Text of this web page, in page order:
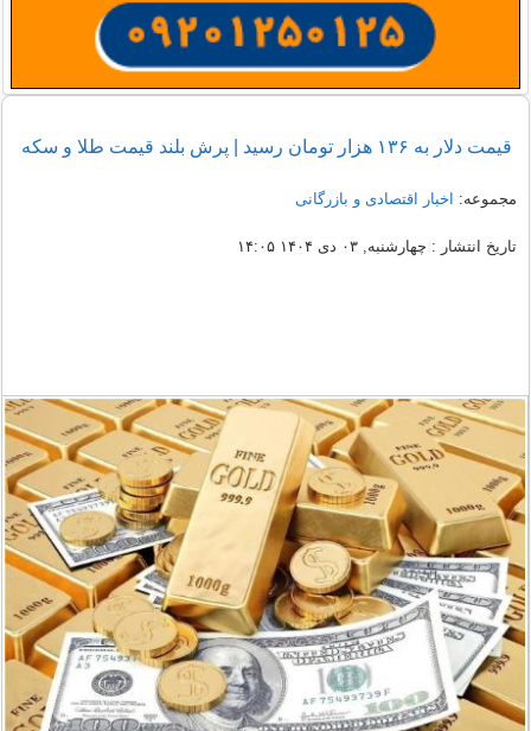
قیمت دلار به ۱۳۶ هزار تومان رسید | پرش بلند قیمت طلا و سکه
مجموعه: اخبار اقتصادی و بازرگانی
تاریخ انتشار : چهارشنبه, ۰۳ دی ۱۴۰۴ ۱۴:۰۵